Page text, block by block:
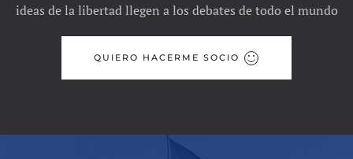
ideas de la libertad llegen a los debates de todo el mundo
QUIERO HACERME SOCIO